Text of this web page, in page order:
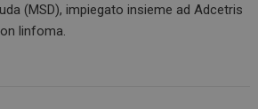
(MSD), impiegato insieme ad Adcetris
linfoma.